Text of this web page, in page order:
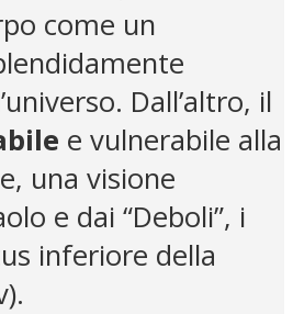
come un
Dall’altro, il
e vulnerabile alla
una visione
e dai “Deboli”, i
inferiore della